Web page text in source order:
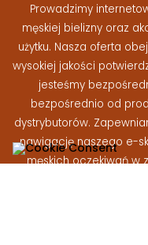
Prowadzimy
męskiej bielizny oraz
użytku. Nasza oferta
wysokiej jakości
jesteśmy
bezpośrednio od
dystrybutorów.
nawigację naszego e-
męskich oczekiwań w